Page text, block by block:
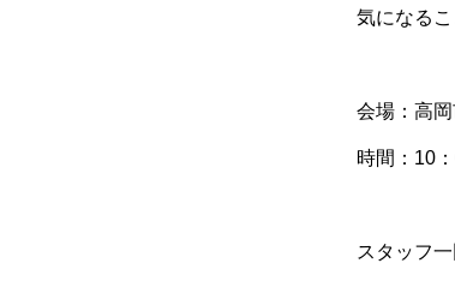
気になる
会場：高
時間：10
スタッフ